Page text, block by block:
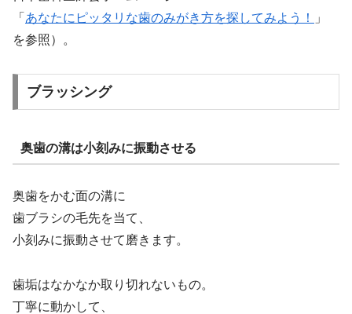
「 あなたにピッタリな歯のみがき方を探してみよう！
」
を参照）。
ブラッシング
奥歯の溝は小刻みに振動させる
奥歯をかむ面の溝に
歯ブラシの毛先を当て、
小刻みに振動させて磨きます。
歯垢はなかなか取り切れないもの。
丁寧に動かして、